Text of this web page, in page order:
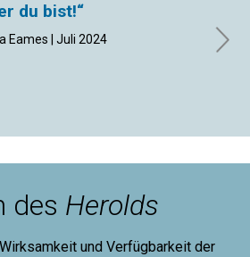
du bist!“
Eames | Juli 2024
des Herolds
und Verfügbarkeit der